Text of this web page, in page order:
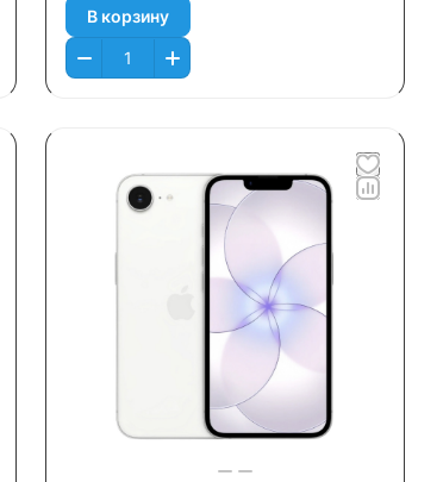
В корзину